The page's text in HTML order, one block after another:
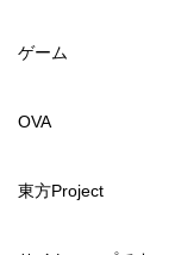
ゲーム
OVA
東方Project